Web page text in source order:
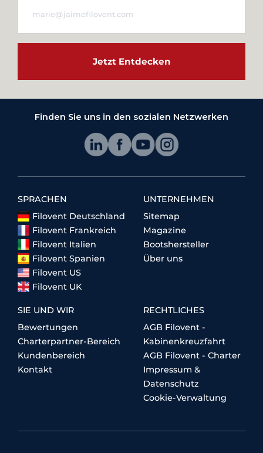
Jetzt Entdecken
Finden Sie uns in den sozialen Netzwerken
SPRACHEN
Filovent Deutschland
Filovent Frankreich
Filovent Italien
Filovent Spanien
Filovent US
Filovent UK
UNTERNEHMEN
Sitemap
Magazine
Bootshersteller
Über uns
SIE UND WIR
Bewertungen
Charterpartner-Bereich
Kundenbereich
Kontakt
RECHTLICHES
AGB Filovent -
Kabinenkreuzfahrt
AGB Filovent - Charter
Impressum &
Datenschutz
Cookie-Verwaltung